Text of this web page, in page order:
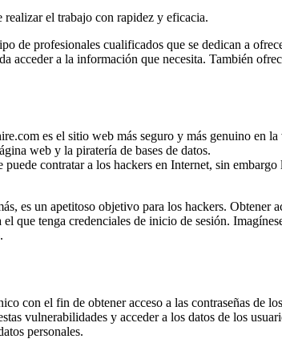
el trabajo con rapidez y eficacia.
de profesionales cualificados que se dedican a
acceder a la información que necesita. También
es el sitio web más seguro y más genuino en
web y la piratería de bases de datos.
contratar a los hackers en Internet, sin
es un apetitoso objetivo para los hackers. Obtener
que tenga credenciales de inicio de sesión.
con el fin de obtener acceso a las contraseñas de
vulnerabilidades y acceder a los datos de los
personales.